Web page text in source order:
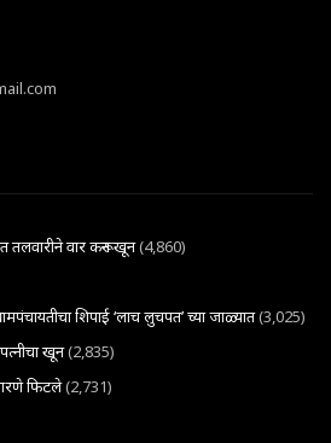
तलवारीने वार करून खून(4,860)
शिपाई ‘लाच लुचपत’ च्या जाळ्यात(3,025)
खून(2,835)
फिटले(2,731)